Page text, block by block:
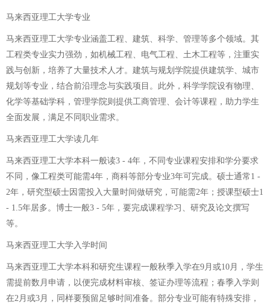
马来西亚理工大学专业
马来西亚理工大学专业涵盖工程、建筑、科学、管理等多个领域。其
工程类专业实力强劲，如机械工程、电气工程、土木工程等，注重实
践与创新，培养了大量技术人才。建筑与规划学院提供建筑学、城市
规划等专业，结合前沿理念与实践项目。此外，科学学院设有物理、
化学等基础学科，管理学院则提供工商管理、会计等课程，助力学生
全面发展，满足不同职业需求。
马来西亚理工大学读几年
马来西亚理工大学本科一般读3 - 4年，不同专业课程安排和学分要求
不同，像工程类可能需4年，商科等部分专业3年可完成。硕士通常1 -
2年，研究型硕士因需投入大量时间做研究，可能需2年；授课型硕士1
- 1.5年居多。博士一般3 - 5年，要完成课程学习、研究及论文撰写
等。
马来西亚理工大学入学时间
马来西亚理工大学本科和研究生课程一般秋季入学在9月或10月，学生
需提前数月申请，以便完成材料审核、签证办理等流程；春季入学则
在2月或3月，同样要预留足够时间准备。部分专业可能有特殊安排，